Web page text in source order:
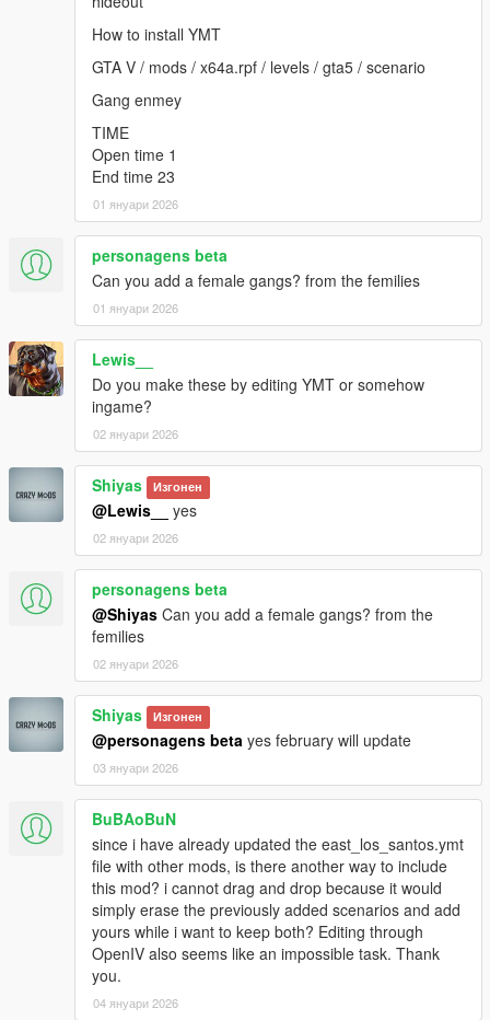
How to install YMT
GTA V / mods / x64a.rpf / levels / gta5 / scenario
Gang enmey
TIME
Open time 1
End time 23
01 януари 2026
personagens beta
Can you add a female gangs? from the femilies
01 януари 2026
Lewis__
Do you make these by editing YMT or somehow
ingame?
02 януари 2026
Shiyas Изгонен
@Lewis__ yes
02 януари 2026
personagens beta
@Shiyas Can you add a female gangs? from the
femilies
02 януари 2026
Shiyas Изгонен
@personagens beta yes february will update
03 януари 2026
BuBAoBuN
since i have already updated the east_los_santos.ymt
file with other mods, is there another way to include
this mod? i cannot drag and drop because it would
simply erase the previously added scenarios and add
yours while i want to keep both? Editing through
OpenIV also seems like an impossible task. Thank
you.
04 януари 2026